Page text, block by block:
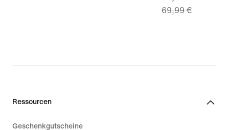
price
69,99 €
69,99 €
Ressourcen
Geschenkgutscheine